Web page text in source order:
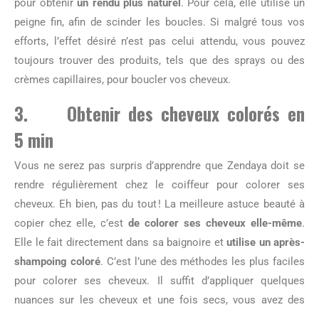
pour obtenir un rendu plus naturel . Pour cela, elle utilise un
peigne fin, afin de scinder les boucles. Si malgré tous vos
efforts, l’effet désiré n’est pas celui attendu, vous pouvez
toujours trouver des produits, tels que des sprays ou des
crèmes capillaires, pour boucler vos cheveux.
3. Obtenir des cheveux colorés en
5 min
Vous ne serez pas surpris d’apprendre que Zendaya doit se
rendre régulièrement chez le coiffeur pour colorer ses
cheveux. Eh bien, pas du tout ! La meilleure astuce beauté à
copier chez elle, c’est de colorer ses cheveux elle-même.
Elle le fait directement dans sa baignoire et utilise un après-
shampoing coloré. C’est l’une des méthodes les plus faciles
pour colorer ses cheveux. Il suffit d’appliquer quelques
nuances sur les cheveux et une fois secs, vous avez des